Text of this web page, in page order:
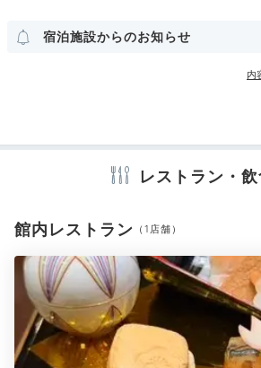
源泉かけ流し♪
リニューアルした女性大浴場は、露天
湯あり。脱衣所を24時間空間除菌
スマホから混雑状況を確認できる「
冷蔵庫 エアコン 洗
カミソリ ボディソープ シャ
※設備・アメニティは、確認が取れている情報を
宿泊施設からのお知らせ
内
レストラン・
館内レストラン （1店舗）